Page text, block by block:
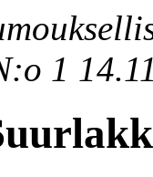
1